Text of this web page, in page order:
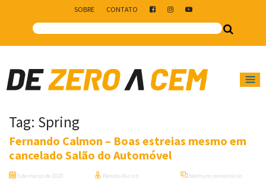
SOBRE CONTATO
Main Navigation
Tag: Spring
Fernando Calmon – Boas estreias mesmo em
cancelado Salão do Automóvel
5 de março de 2020 Renato Parizzi Nenhum comentário